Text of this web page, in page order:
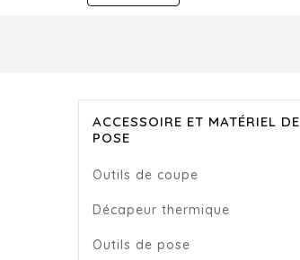
ACCESSOIRE ET MATÉRIEL DE
POSE
Outils de coupe
Décapeur thermique
Outils de pose